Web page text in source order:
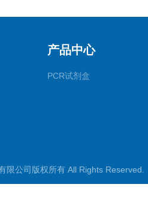
产品中心
PCR试剂盒
限公司版权所有 All Rights